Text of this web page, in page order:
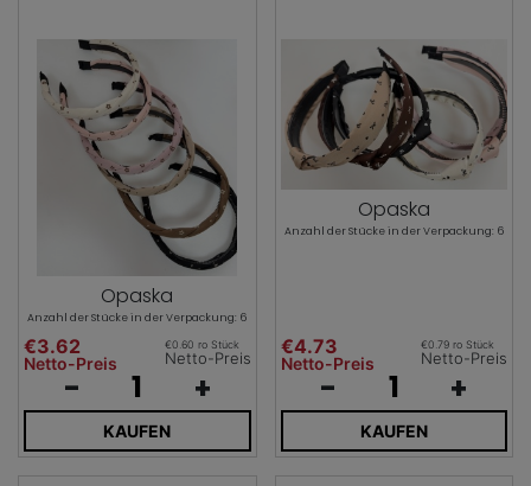
Opaska
Anzahl der Stücke in der Verpackung: 6
€3.62
Netto-Preis
€0.60 ro Stück
Netto-Preis
- +
KAUFEN
Opaska
Anzahl der Stücke in der Verpackung: 6
€4.73
Netto-Preis
€0.79 ro Stück
Netto-Preis
- +
KAUFEN